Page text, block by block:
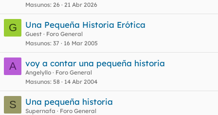
Masunos 26 21 Abr 2026
G Una Pequeña Historia Erótica
Guest
Foro General
Masunos 37 16 Mar 2005
A voy a contar una pequeña historia
Angelyllo
Foro General
Masunos 58 14 Abr 2004
S Una pequeña historia
Supernafa
Foro General